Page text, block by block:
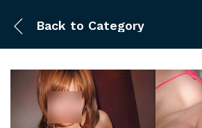
Back to Category